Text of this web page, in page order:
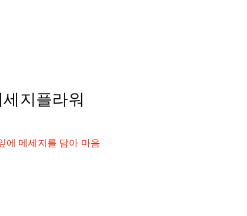
지플라워
에 메세지를 담아 마음